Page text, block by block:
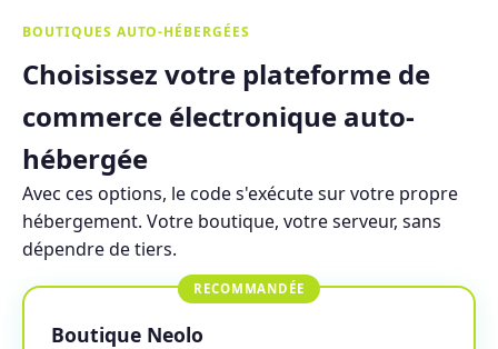
BOUTIQUES AUTO-HÉBERGÉES
Choisissez votre plateforme de
commerce électronique auto-
hébergée
Avec ces options, le code s'exécute sur votre propre
hébergement. Votre boutique, votre serveur, sans
dépendre de tiers.
RECOMMANDÉE
Boutique Neolo